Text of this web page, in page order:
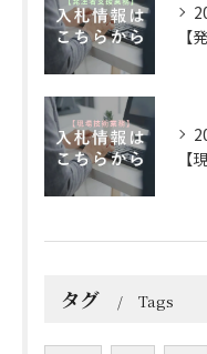
タグ Tags